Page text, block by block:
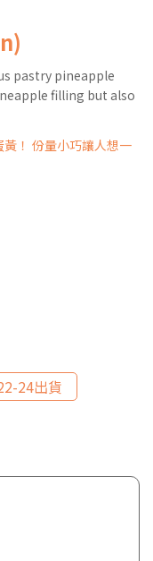
pastry pineapple
filling but also
！ 份量小巧讓人想一
24出貨